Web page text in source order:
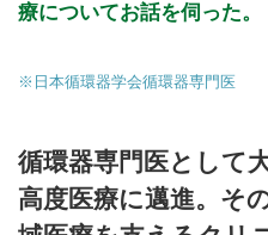
療についてお話を伺った。
※日本循環器学会循環器専門医
循環器専門医として
高度医療に邁進。そ